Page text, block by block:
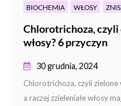
BIOCHEMIA WŁOSY
Chlorotrichoza, czyli
włosy? 6 przyczyn
30 grudnia, 2024
Chlorotrichoza, czyli zielone
a raczej zzieleniałe włosy